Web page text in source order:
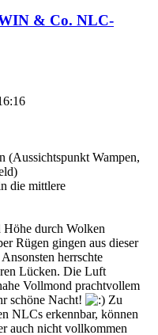
& Co. NLC-
(Aussichtspunkt Wampen,
die mittlere
durch Wolken
Rügen gingen aus dieser
herrschte
Lücken. Die Luft
Vollmond prachtvollem
schöne Nacht!
Zu
NLCs erkennbar, können
auch nicht vollkommen